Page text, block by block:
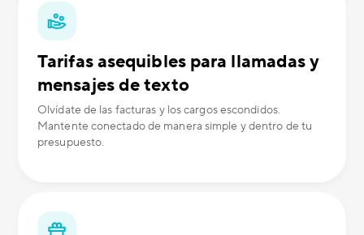
Tarifas asequibles para llamadas y
mensajes de texto
Olvídate de las facturas y los cargos escondidos.
Mantente conectado de manera simple y dentro de tu
presupuesto.